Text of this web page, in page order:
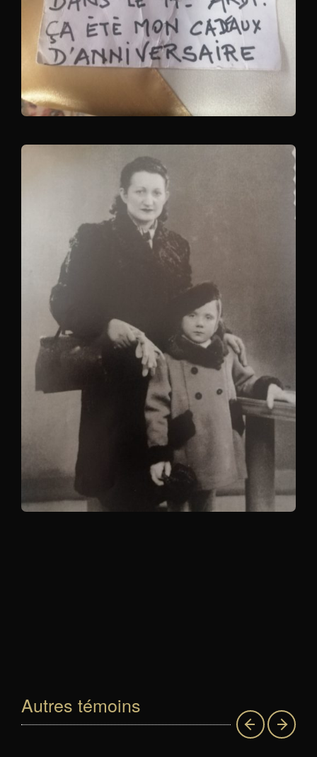
Autres témoins